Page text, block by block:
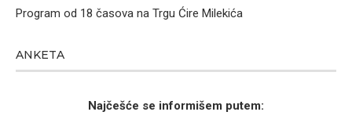
Program od 18 časova na Trgu Ćire Milekića
ANKETA
Najčešće se informišem putem: